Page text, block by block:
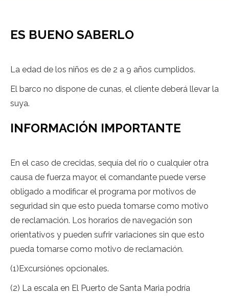
ES BUENO SABERLO
La edad de los niños es de 2 a 9 años cumplidos.
El barco no dispone de cunas, el cliente deberá llevar la
suya.
INFORMACIÓN IMPORTANTE
En el caso de crecidas, sequía del río o cualquier otra
causa de fuerza mayor, el comandante puede verse
obligado a modificar el programa por motivos de
seguridad sin que esto pueda tomarse como motivo
de reclamación. Los horarios de navegación son
orientativos y pueden sufrir variaciones sin que esto
pueda tomarse como motivo de reclamación.
(1)Excursiónes opcionales.
(2) La escala en El Puerto de Santa Maria podría